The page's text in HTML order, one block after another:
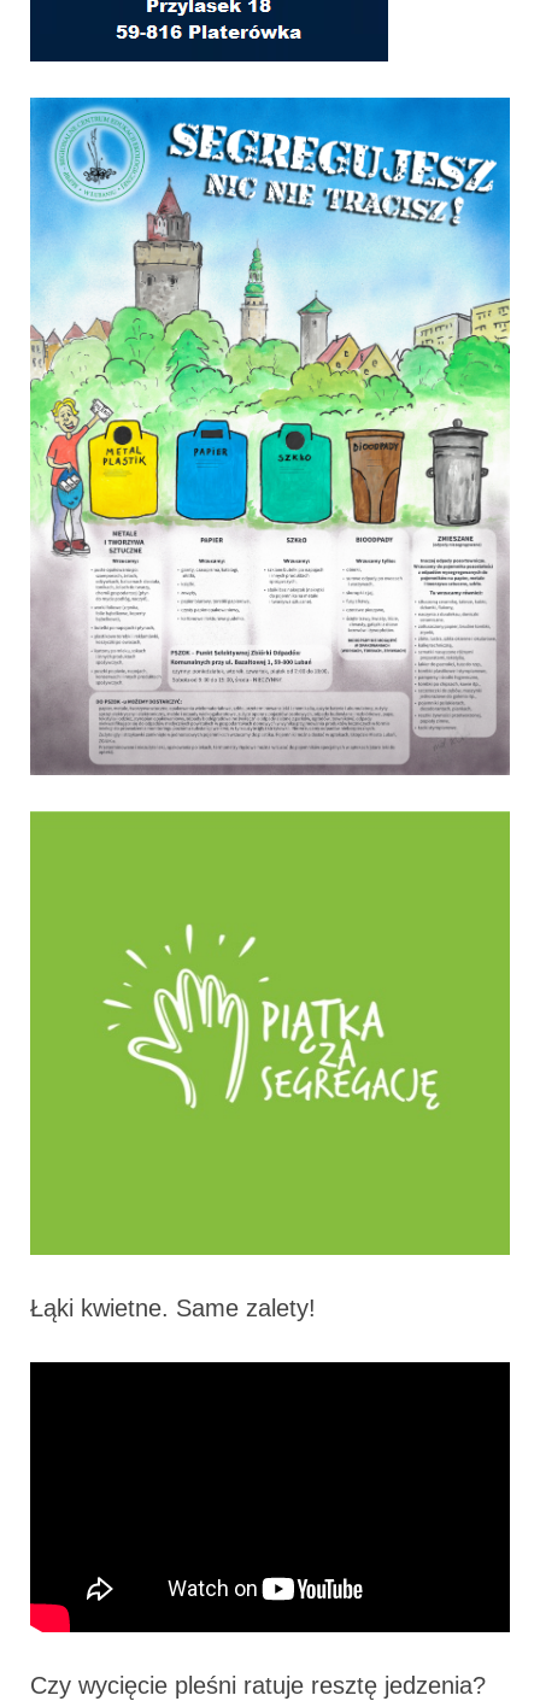
Łąki kwietne. Same zalety!
Czy wycięcie pleśni ratuje resztę jedzenia?